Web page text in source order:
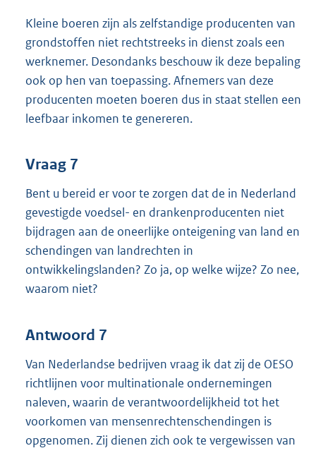
Kleine boeren zijn als zelfstandige producenten van
grondstoffen niet rechtstreeks in dienst zoals een
werknemer. Desondanks beschouw ik deze bepaling
ook op hen van toepassing. Afnemers van deze
producenten moeten boeren dus in staat stellen een
leefbaar inkomen te genereren.
Vraag 7
Bent u bereid er voor te zorgen dat de in Nederland
gevestigde voedsel- en drankenproducenten niet
bijdragen aan de oneerlijke onteigening van land en
schendingen van landrechten in
ontwikkelingslanden? Zo ja, op welke wijze? Zo nee,
waarom niet?
Antwoord 7
Van Nederlandse bedrijven vraag ik dat zij de OESO
richtlijnen voor multinationale ondernemingen
naleven, waarin de verantwoordelijkheid tot het
voorkomen van mensenrechtenschendingen is
opgenomen. Zij dienen zich ook te vergewissen van